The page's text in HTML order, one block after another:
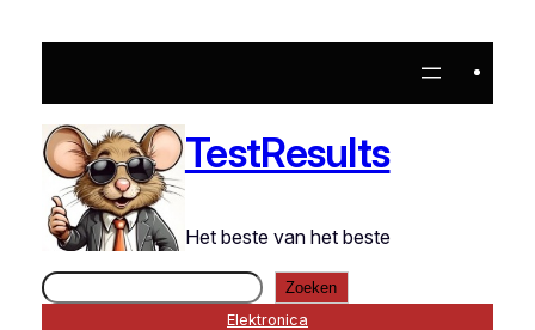
naar
inhoud
TestResults
Het beste van het beste
Zoeken
Zoeken
Elektronica